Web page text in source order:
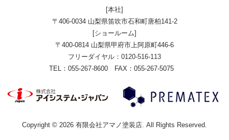
[本社]
〒406-0034 山梨県笛吹市石和町唐柏141-2
[ショールーム]
〒400-0814 山梨県甲府市上阿原町446-6
フリーダイヤル： 0120-516-113
TEL：055-267-8600 FAX：055-267-5075
Copyright © 2026 有限会社アマノ塗装店. All Rights Reserved.